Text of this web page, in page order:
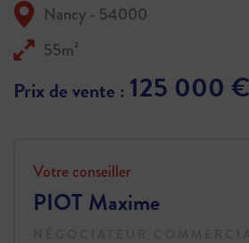
Nancy - 54000
55m²
Prix de vente : 125 000 €
Votre conseiller
PIOT Maxime